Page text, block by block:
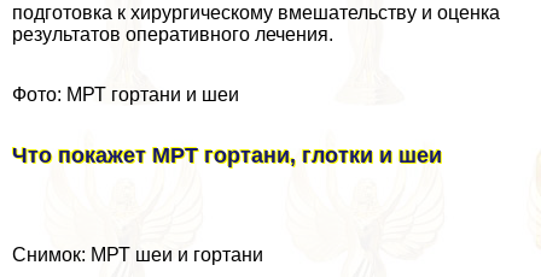
подготовка к хирургическому вмешательству и оценка
результатов оперативного лечения.
Фото: МРТ гортани и шеи
Что покажет МРТ гортани, глотки и шеи
Снимок: МРТ шеи и гортани